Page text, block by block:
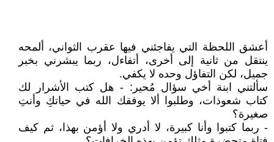
أعشق اللحظة التي يفاجئني فيها عقرب الثواني، ألمحه
ينتقل من ثانية إلى أخرى، أتفاءل، ربما يبشرني بخبر
جميل، لكن التفاؤل وحده لا يكفي.
سألتني ابنة أخي سؤال مُحير: - هل كتب الأشرار لك
كتاب شعوذات، وطلبوا ألا يوفقك الله في حياتكِ وأنتِ
صغيرة؟
- ربما كتبوا وأنا كبيرة، لا أدري ولا أؤمن بهذا، ثم كيف